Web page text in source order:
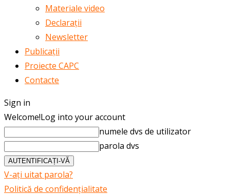
Materiale video
Declarații
Newsletter
Publicații
Proiecte CAPC
Contacte
Sign in
Welcome!Log into your account
numele dvs de utilizator
parola dvs
V-ați uitat parola?
Politică de confidențialitate